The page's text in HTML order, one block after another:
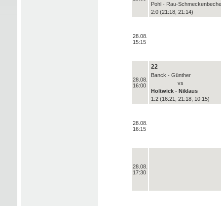
Pohl - Rau-
2:0 (21:18, 21:14)
28.08.
15:15
28.08.
16:00
22
Banck - Günther
vs
Holtwick - Niklaus
1:2 (16:21, 21:18, 10:15)
28.08.
16:15
28.08.
17:30